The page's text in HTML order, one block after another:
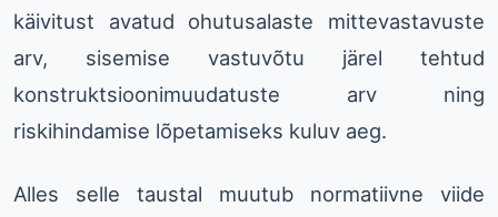
käivitust avatud ohutusalaste mittevastavuste
arv, sisemise vastuvõtu järel tehtud
konstruktsioonimuudatuste arv ning
riskihindamise lõpetamiseks kuluv aeg.
Alles selle taustal muutub normatiivne viide